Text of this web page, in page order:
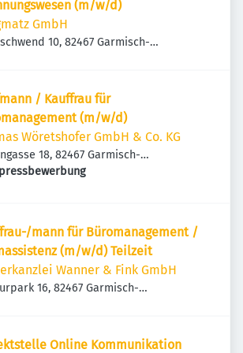
(m/w/d)
GmbH
10, 82467 Garmisch-
/ Kauffrau für
(m/w/d)
Wöretshofer GmbH & Co. KG
18, 82467 Garmisch-
Deutschland
mann für Büromanagement /
(m/w/d) Teilzeit
Wanner & Fink GmbH
16, 82467 Garmisch-
Online Kommunikation